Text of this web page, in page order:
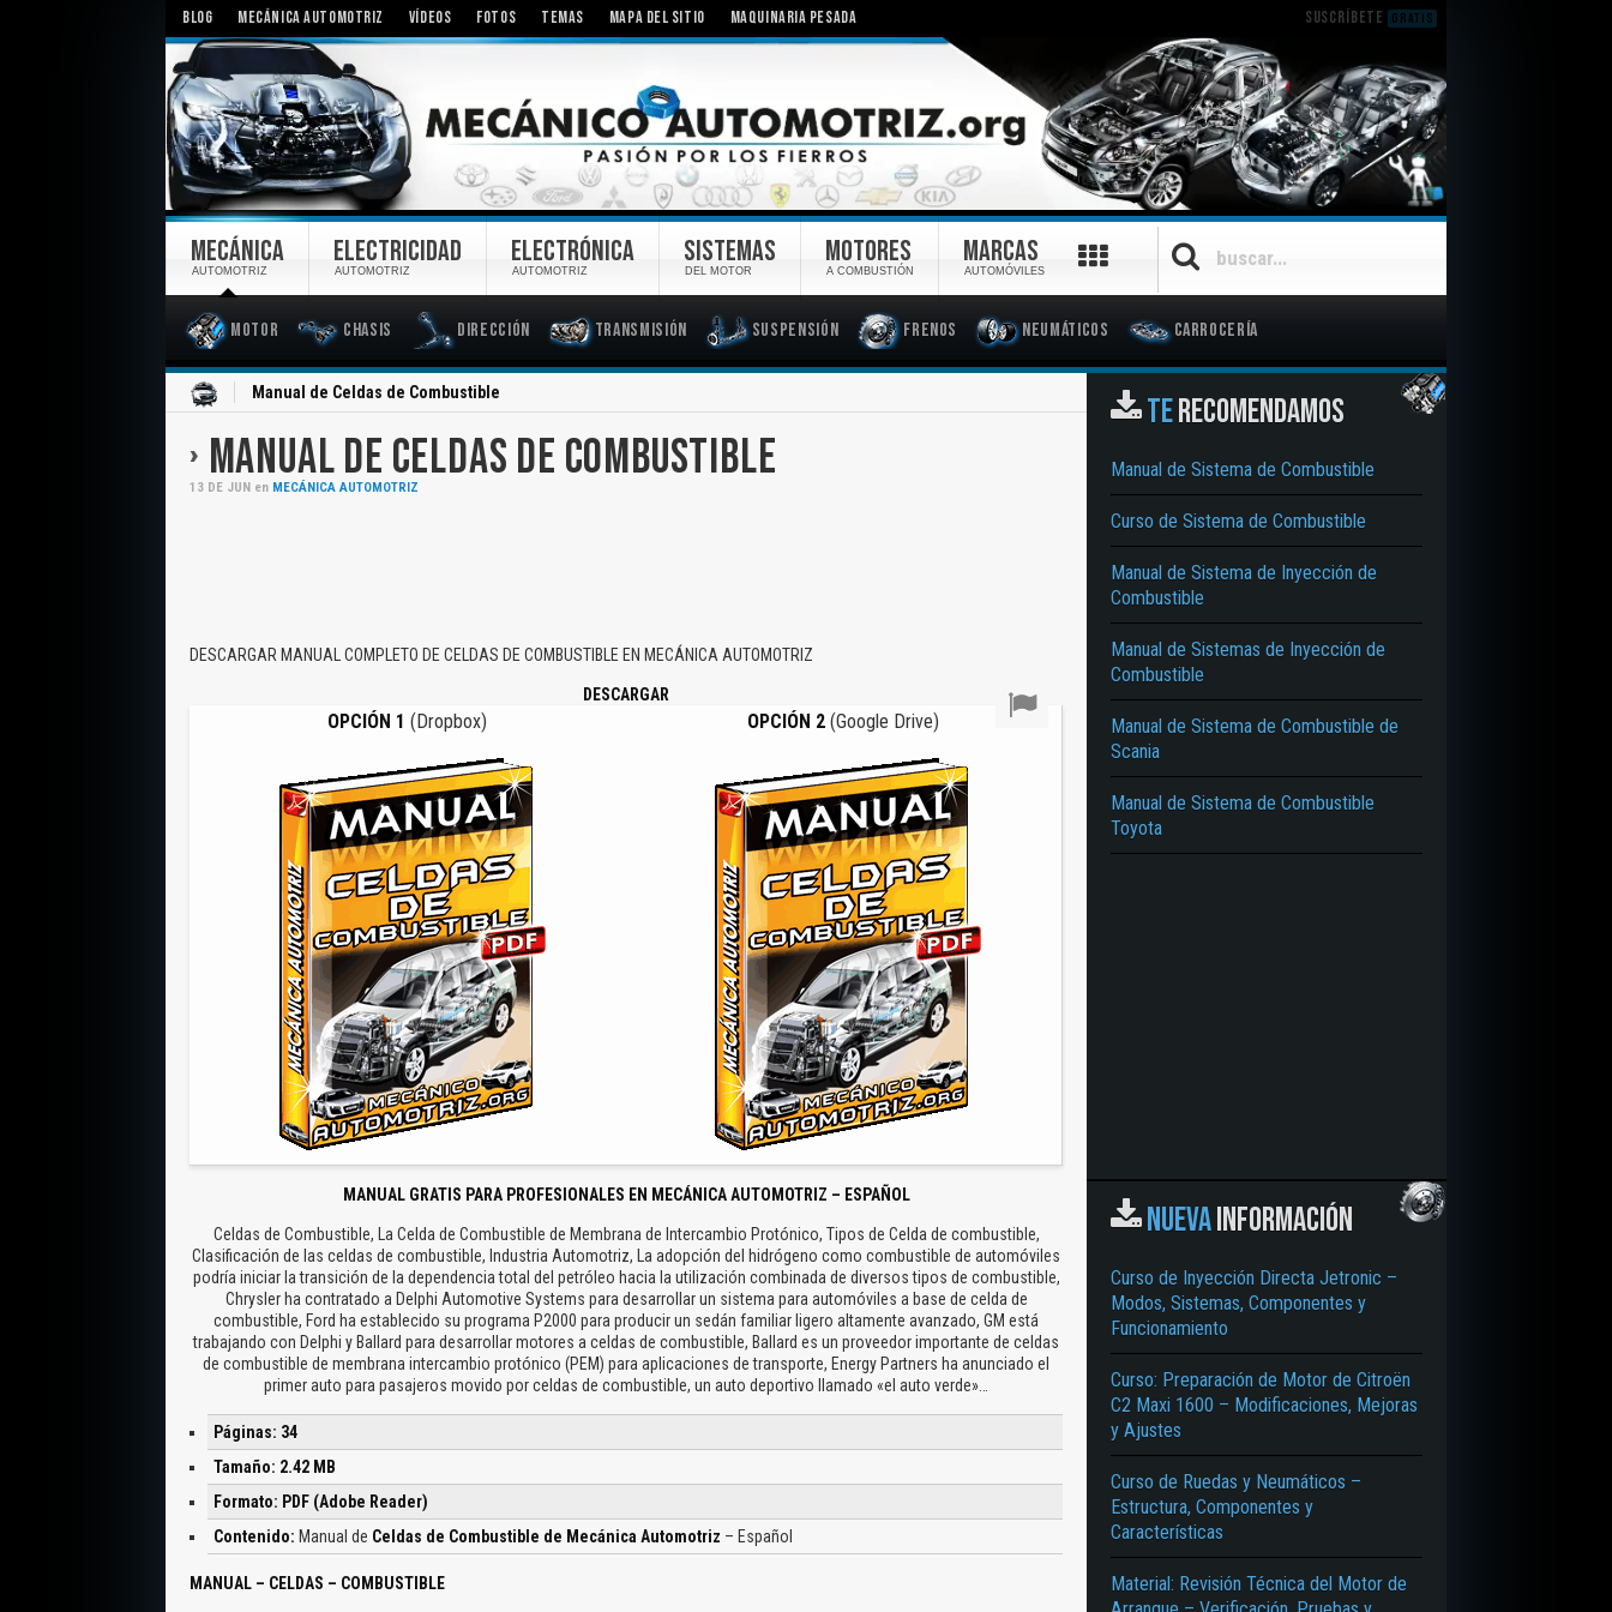
BLOG MECÁNICA AUTOMOTRIZ VÍDEOS FOTOS TEMAS MAPA DEL SITIO MAQUINARIA PESADA SUSCRÍBETE GRATIS
MECÁNICA
AUTOMOTRIZ
Motor Chasis Dirección Transmisión Suspensión Frenos Neumáticos Carrocería
ELECTRICIDAD
AUTOMOTRIZ
ELECTRÓNICA
AUTOMOTRIZ
SISTEMAS
DEL MOTOR
MOTORES
A COMBUSTIÓN
MARCAS
AUTOMÓVILES
Manual de Celdas de Combustible
MANUAL DE CELDAS DE COMBUSTIBLE
13 DE JUN en MECÁNICA AUTOMOTRIZ
DESCARGAR MANUAL COMPLETO DE CELDAS DE COMBUSTIBLE EN MECÁNICA AUTOMOTRIZ
DESCARGAR
OPCIÓN 1 (Dropbox) OPCIÓN 2 (Google Drive)
MANUAL GRATIS PARA PROFESIONALES EN MECÁNICA AUTOMOTRIZ – ESPAÑOL
Celdas de Combustible, La Celda de Combustible de Membrana de Intercambio Protónico, Tipos de Celda de combustible,
Clasificación de las celdas de combustible, Industria Automotriz, La adopción del hidrógeno como combustible de automóviles
podría iniciar la transición de la dependencia total del petróleo hacia la utilización combinada de diversos tipos de combustible,
Chrysler ha contratado a Delphi Automotive Systems para desarrollar un sistema para automóviles a base de celda de
combustible, Ford ha establecido su programa P2000 para producir un sedán familiar ligero altamente avanzado, GM está
trabajando con Delphi y Ballard para desarrollar motores a celdas de combustible, Ballard es un proveedor importante de celdas
de combustible de membrana intercambio protónico (PEM) para aplicaciones de transporte, Energy Partners ha anunciado el
primer auto para pasajeros movido por celdas de combustible, un auto deportivo llamado «el auto verde»…
Páginas: 34
Tamaño: 2.42 MB
Formato: PDF (Adobe Reader)
Contenido: Manual de Celdas de Combustible de Mecánica Automotriz – Español
MANUAL – CELDAS – COMBUSTIBLE
TERECOMENDAMOS
Manual de Sistema de Combustible
Curso de Sistema de Combustible
Manual de Sistema de Inyección de
Combustible
Manual de Sistemas de Inyección de
Combustible
Manual de Sistema de Combustible de
Scania
Manual de Sistema de Combustible
Toyota
NUEVAINFORMACIÓN
Curso de Inyección Directa Jetronic –
Modos, Sistemas, Componentes y
Funcionamiento
Curso: Preparación de Motor de Citroën
C2 Maxi 1600 – Modificaciones, Mejoras
y Ajustes
Curso de Ruedas y Neumáticos –
Estructura, Componentes y
Características
Material: Revisión Técnica del Motor de